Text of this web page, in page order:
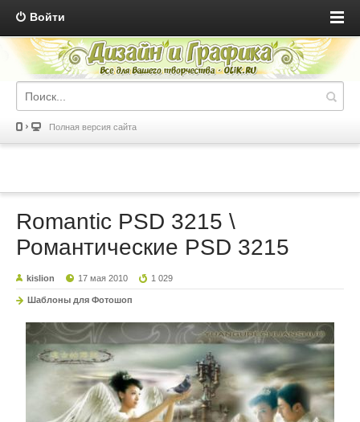
Войти
Полная версия сайта
Romantic PSD 3215 \
Романтические PSD 3215
kislion 17 мая 2010 1 029
Шаблоны для Фотошоп